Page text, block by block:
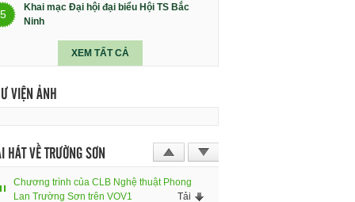
5
Khai mạc Đại hội đại biểu Hội TS Bắc
Ninh
XEM TẤT CẢ
VIỆN ẢNH
HÁT VỀ TRƯỜNG SƠN
Chương trình của CLB Nghệ thuật Phong
Lan Trường Sơn trên VOV1
Tải